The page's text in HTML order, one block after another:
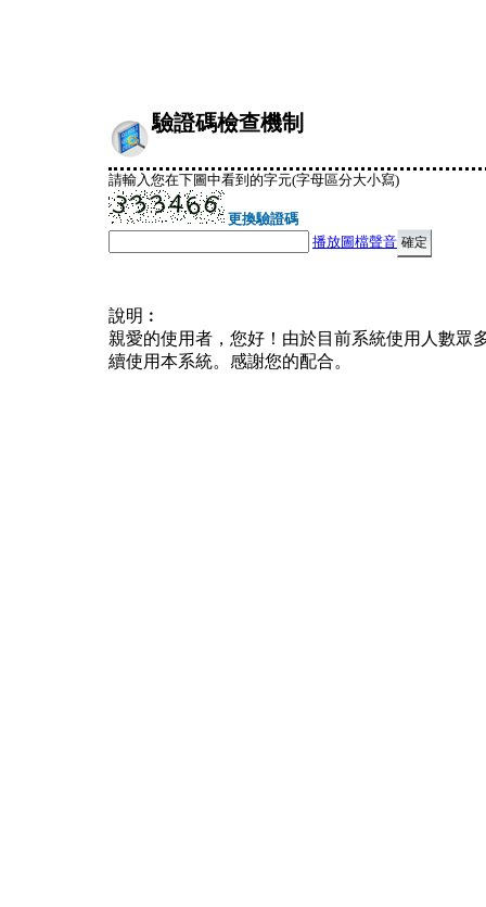
驗證碼檢查機制
請輸入您在下圖中看到的字元(字母區分大小寫)
更換驗證碼
播放圖檔聲音
說明︰
親愛的使用者，您好！由於目前系統使用人數眾
續使用本系統。感謝您的配合。